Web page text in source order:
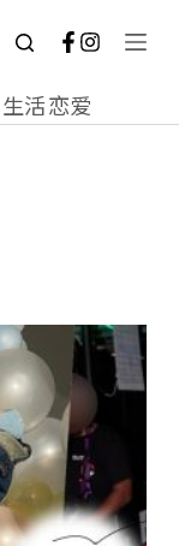
生活恋爱